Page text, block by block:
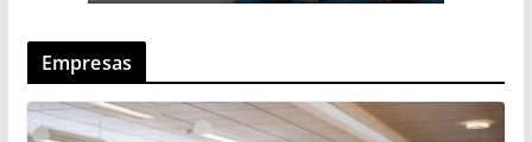
Empresas